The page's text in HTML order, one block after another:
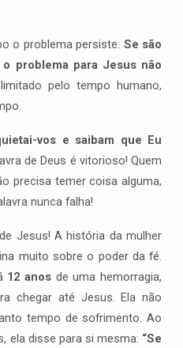
o problema persiste. Se são
problema para Jesus não
pelo tempo humano,
vos e saibam que Eu
de Deus é vitorioso! Quem
precisa temer coisa alguma,
nunca falha!
Jesus! A história da mulher
muito sobre o poder da fé.
12 anos de uma hemorragia,
chegar até Jesus. Ela não
tempo de sofrimento. Ao
ela disse para si mesma: “Se